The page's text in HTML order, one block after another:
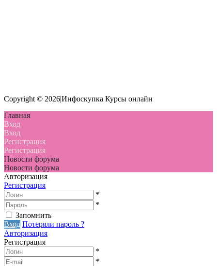
Copyright © 2026|Инфоскупка Курсы онлайн
Главная
Вход
Вход
Регистрация
Регистрация
Новости форума
Новости форума
Авторизация
Регистрация
*
*
Запомнить
Вход Потеряли пароль ?
Авторизация
Регистрация
*
*